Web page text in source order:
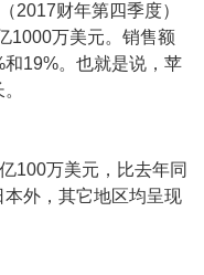
财年第四季度）
1000万美元。销售额
19%。也就是说，苹
100万美元，比去年同
外，其它地区均呈现